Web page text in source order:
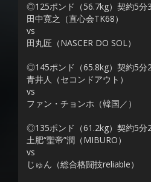
◎125ポンド（56.7kg）契約5分
田中寛之（直心会TK68）
vs
田丸匠（NASCER DO SOL）
◎145ポンド（65.8kg）契約5分
青井人（セコンドアウト）
vs
ファン・チョンホ（韓国／）
◎135ポンド（61.2kg）契約5分
土肥“聖帝”潤（MIBURO）
vs
じゅん（総合格闘技reliable）